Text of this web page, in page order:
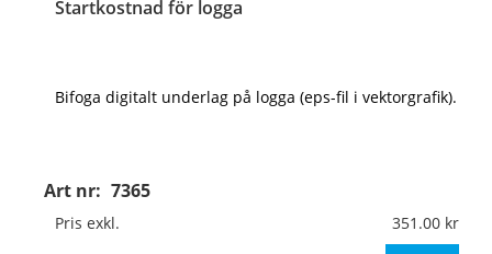
Startkostnad för logga
Art nr: 7365
Bifoga digitalt underlag på logga (eps-fil i vektorgrafik).
Pris exkl. 351.00